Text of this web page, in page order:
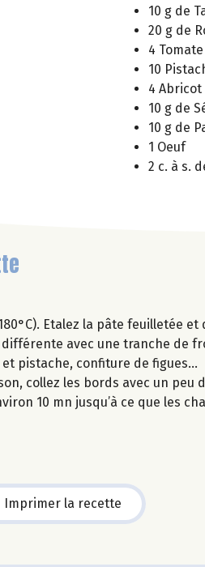
10 g de
20 g de
4
10
4 Abricot
10 g de
10 g de
1 Oeuf
2 c. à s.
Etalez la pâte feuilletée
avec une tranche de
pistache, confiture de figues…
collez les bords avec un peu
10 mn jusqu’à ce que les
Imprimer la recette